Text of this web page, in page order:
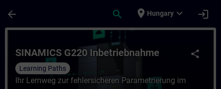
arrow_back search place Hungary expand_more login
Course - SINAMICS G220
share
SINAMICS G220 Inbetriebnahme
Learning Paths
Ihr Lernweg zur fehlersicheren Parametrierung im